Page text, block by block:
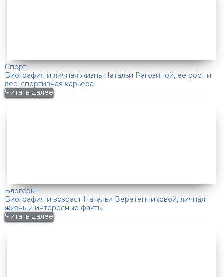
Спорт
Биография и личная жизнь Натальи Рагозиной, ее рост и
вес, спортивная карьера
Читать далее
Блогеры
Биография и возраст Натальи Веретенниковой, личная
жизнь и интересные факты
Читать далее